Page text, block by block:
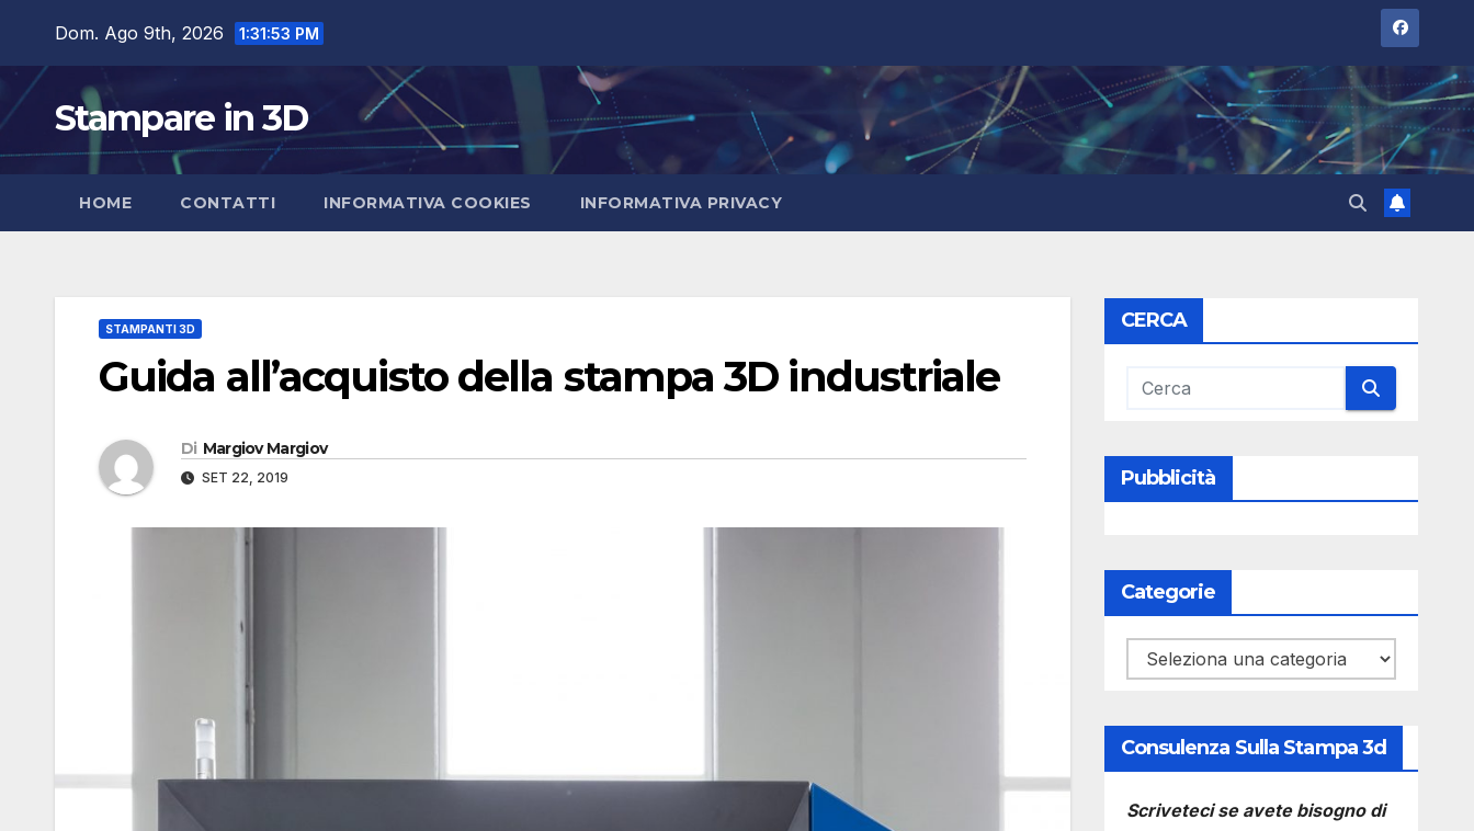
contenuto
Dom. Ago 9th, 2026 1:31:55 PM
Stampare in 3D
HOME CONTATTI INFORMATIVA COOKIES INFORMATIVA PRIVACY
STAMPANTI 3D
Guida all’acquisto della stampa 3D industriale
Di Margiov Margiov
SET 22, 2019
CERCA
Pubblicità
Categorie
Categorie
Consulenza Sulla Stampa 3d
Scriveteci se avete bisogno di